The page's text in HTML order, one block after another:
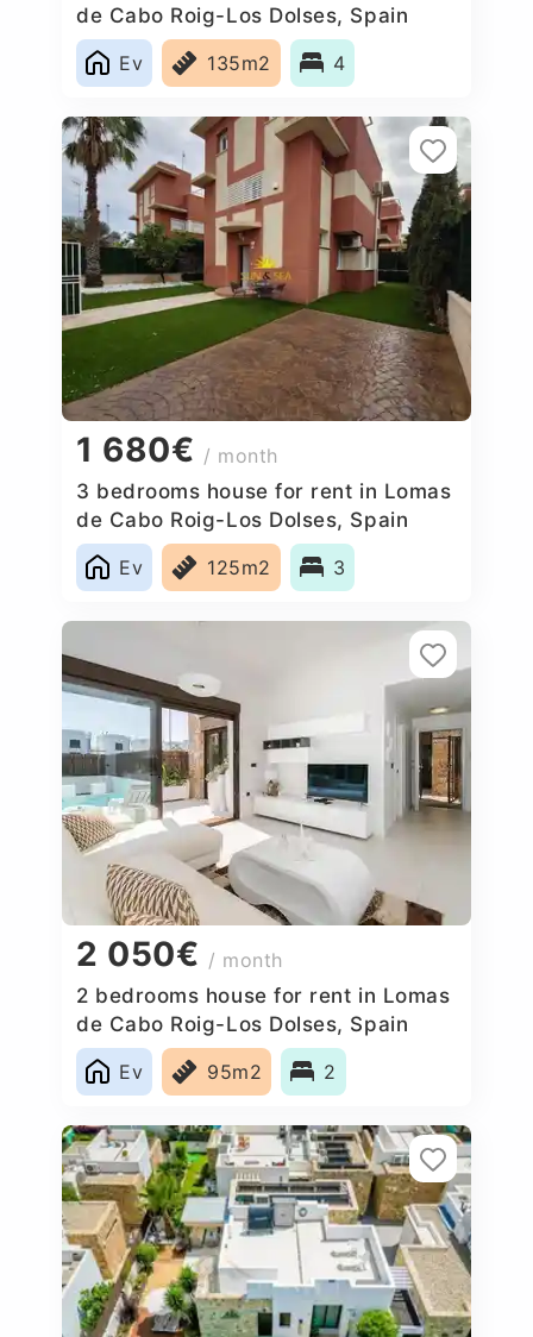
de Cabo Roig-Los Dolses, Spain
Ev
135m2 4
1 680€ / month
3 bedrooms house for rent in Lomas
de Cabo Roig-Los Dolses, Spain
Ev
125m2 3
2 050€ / month
2 bedrooms house for rent in Lomas
de Cabo Roig-Los Dolses, Spain
Ev
95m2 2